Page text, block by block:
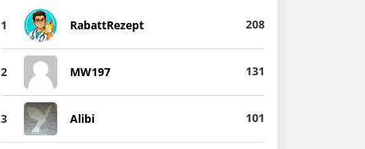
1 RabattRezept 208
2 MW197 131
3 Alibi 101